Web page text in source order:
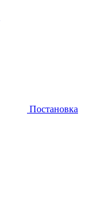
Постановка